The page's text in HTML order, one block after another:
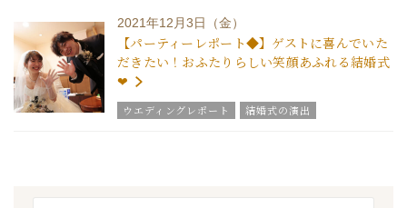
グラツィエについて
2021年12月3日（金）
【パーティーレポート◆】ゲストに喜んでいた
だきたい！おふたりらしい笑顔あふれる結婚式
❤
ウエディングレポート
結婚式の演出